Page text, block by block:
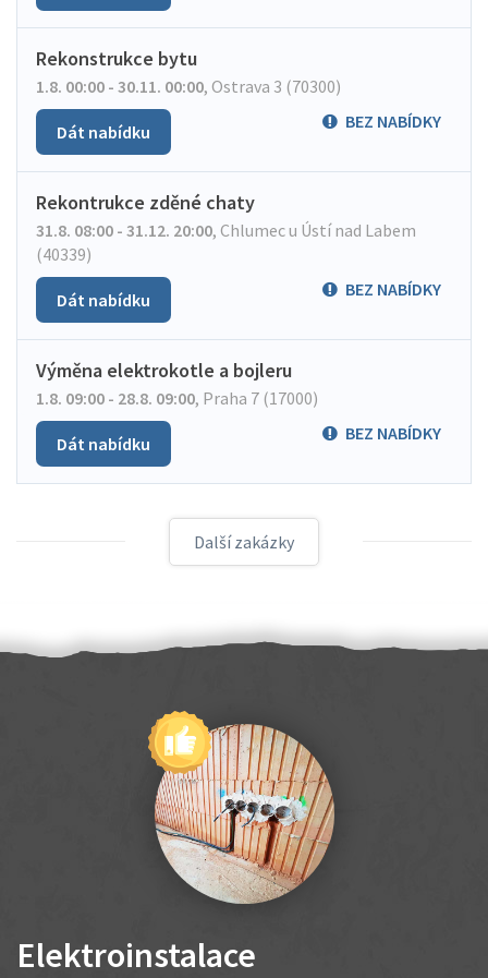
Rekonstrukce bytu
1.8. 00:00 - 30.11. 00:00, Ostrava 3 (70300)
BEZ NABÍDKY
Dát nabídku
Rekontrukce zděné chaty
31.8. 08:00 - 31.12. 20:00, Chlumec u Ústí nad Labem
(40339)
BEZ NABÍDKY
Dát nabídku
Výměna elektrokotle a bojleru
1.8. 09:00 - 28.8. 09:00, Praha 7 (17000)
BEZ NABÍDKY
Dát nabídku
Další zakázky
Elektroinstalace